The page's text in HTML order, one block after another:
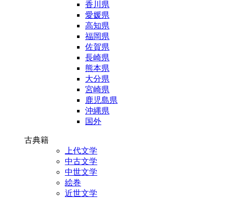
香川県
愛媛県
高知県
福岡県
佐賀県
長崎県
熊本県
大分県
宮崎県
鹿児島県
沖縄県
国外
古典籍
上代文学
中古文学
中世文学
絵巻
近世文学